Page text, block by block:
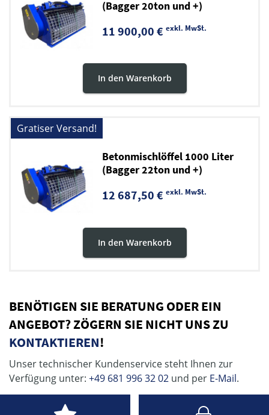
(Bagger 20ton und +)
11 900,00 €exkl. MwSt.
In den Warenkorb
Gratiser Versand!
Betonmischlöffel 1000 Liter
(Bagger 22ton und +)
12 687,50 €exkl. MwSt.
In den Warenkorb
BENÖTIGEN SIE BERATUNG ODER EIN
ANGEBOT? ZÖGERN SIE NICHT UNS ZU
KONTAKTIEREN!
Unser technischer Kundenservice steht Ihnen zur
Verfügung unter: +49 681 996 32 02 und per E-Mail.